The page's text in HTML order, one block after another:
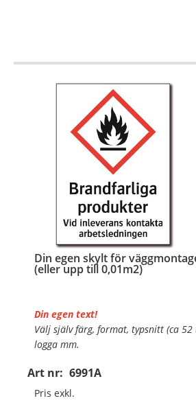
Din egen skylt för
(eller upp till 0,01m2)
Art nr: 6991A
Din egen text!
Välj själv färg, format, typsnitt (ca 52
logga mm.
Material:Självhäftande folie
Mått:74x105mm (eller annat mått
Pris exkl.